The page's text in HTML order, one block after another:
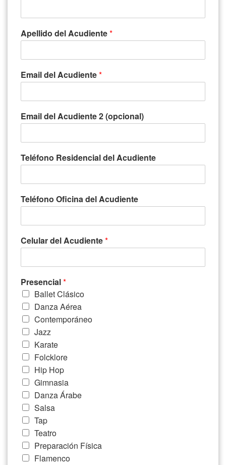
Apellido del Acudiente*
Email del Acudiente*
Email del Acudiente 2 (opcional)
Teléfono Residencial del Acudiente
Teléfono Oficina del Acudiente
Celular del Acudiente*
Presencial*
Ballet Clásico
Danza Aérea
Contemporáneo
Jazz
Karate
Folcklore
Hip Hop
Gimnasia
Danza Árabe
Salsa
Tap
Teatro
Preparación Física
Flamenco